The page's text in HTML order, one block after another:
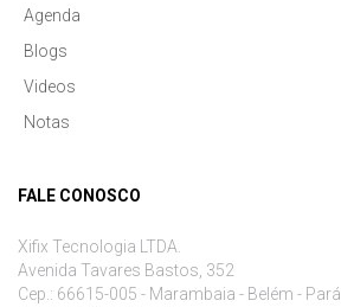
Agenda
Blogs
Videos
Notas
FALE CONOSCO
Xifix Tecnologia LTDA.
Avenida Tavares Bastos, 352
Cep.: 66615-005 - Marambaia - Belém - Pará